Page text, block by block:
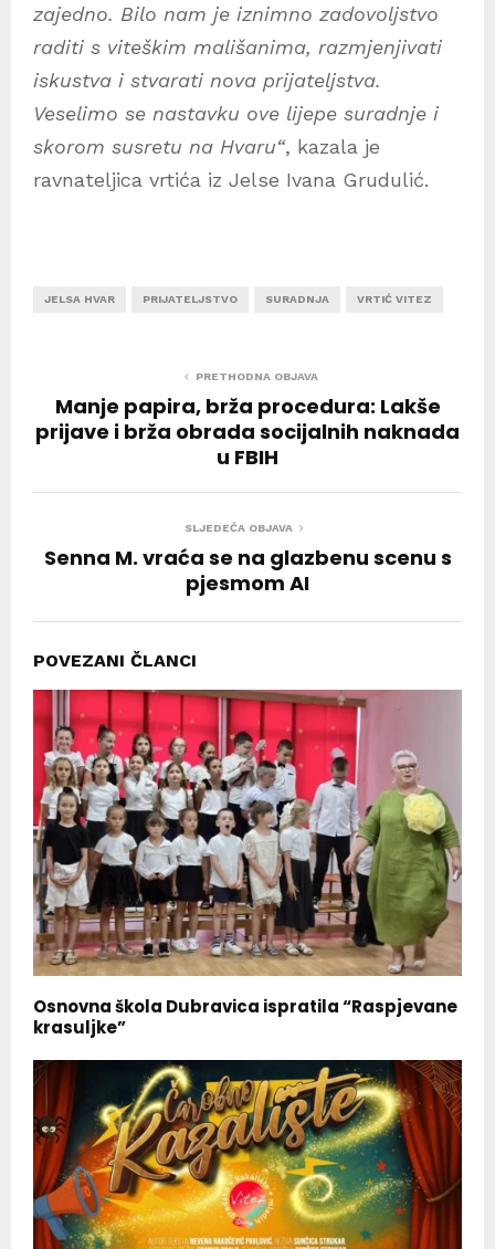
zajedno. Bilo nam je iznimno zadovoljstvo
raditi s viteškim mališanima, razmjenjivati
iskustva i stvarati nova prijateljstva.
Veselimo se nastavku ove lijepe suradnje i
skorom susretu na Hvaru“, kazala je
ravnateljica vrtića iz Jelse Ivana Grudulić.
JELSA HVAR PRIJATELJSTVO SURADNJA VRTIĆ VITEZ
PRETHODNA OBJAVA
Manje papira, brža procedura: Lakše
prijave i brža obrada socijalnih naknada
u FBIH
SLJEDEĆA OBJAVA
Senna M. vraća se na glazbenu scenu s
pjesmom AI
POVEZANI ČLANCI
Osnovna škola Dubravica ispratila “Raspjevane
krasuljke”